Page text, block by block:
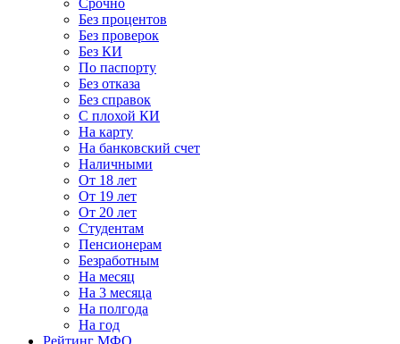
Срочно
Без процентов
Без проверок
Без КИ
По паспорту
Без отказа
Без справок
С плохой КИ
На карту
На банковский счет
Наличными
От 18 лет
От 19 лет
От 20 лет
Студентам
Пенсионерам
Безработным
На месяц
На 3 месяца
На полгода
На год
Рейтинг МФО